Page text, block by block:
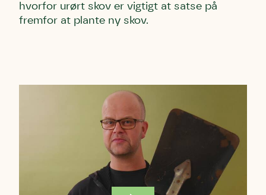
hvorfor urørt skov er vigtigt at satse på
fremfor at plante ny skov.